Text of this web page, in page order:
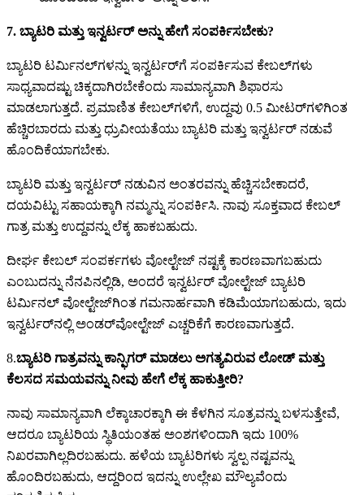
7. ಬ್ಯಾಟರಿ ಮತ್ತು ಇನ್ವರ್ಟರ್ ಅನ್ನು ಹೇಗೆ ಸಂಪರ್ಕಿಸಬೇಕು?
ಬ್ಯಾಟರಿ ಟರ್ಮಿನಲ್‌ಗಳನ್ನು ಇನ್ವರ್ಟರ್‌ಗೆ ಸಂಪರ್ಕಿಸುವ ಕೇಬಲ್‌ಗಳು
ಸಾಧ್ಯವಾದಷ್ಟು ಚಿಕ್ಕದಾಗಿರಬೇಕೆಂದು ಸಾಮಾನ್ಯವಾಗಿ ಶಿಫಾರಸು
ಮಾಡಲಾಗುತ್ತದೆ. ಪ್ರಮಾಣಿತ ಕೇಬಲ್‌ಗಳಿಗೆ, ಉದ್ದವು 0.5 ಮೀಟರ್‌ಗಳಿಗಿಂತ
ಹೆಚ್ಚಿರಬಾರದು ಮತ್ತು ಧ್ರುವೀಯತೆಯು ಬ್ಯಾಟರಿ ಮತ್ತು ಇನ್ವರ್ಟರ್ ನಡುವೆ
ಹೊಂದಿಕೆಯಾಗಬೇಕು.
ಬ್ಯಾಟರಿ ಮತ್ತು ಇನ್ವರ್ಟರ್ ನಡುವಿನ ಅಂತರವನ್ನು ಹೆಚ್ಚಿಸಬೇಕಾದರೆ,
ದಯವಿಟ್ಟು ಸಹಾಯಕ್ಕಾಗಿ ನಮ್ಮನ್ನು ಸಂಪರ್ಕಿಸಿ. ನಾವು ಸೂಕ್ತವಾದ ಕೇಬಲ್
ಗಾತ್ರ ಮತ್ತು ಉದ್ದವನ್ನು ಲೆಕ್ಕ ಹಾಕಬಹುದು.
ದೀರ್ಘ ಕೇಬಲ್ ಸಂಪರ್ಕಗಳು ವೋಲ್ಟೇಜ್ ನಷ್ಟಕ್ಕೆ ಕಾರಣವಾಗಬಹುದು
ಎಂಬುದನ್ನು ನೆನಪಿನಲ್ಲಿಡಿ, ಅಂದರೆ ಇನ್ವರ್ಟರ್ ವೋಲ್ಟೇಜ್ ಬ್ಯಾಟರಿ
ಟರ್ಮಿನಲ್ ವೋಲ್ಟೇಜ್‌ಗಿಂತ ಗಮನಾರ್ಹವಾಗಿ ಕಡಿಮೆಯಾಗಬಹುದು, ಇದು
ಇನ್ವರ್ಟರ್‌ನಲ್ಲಿ ಅಂಡರ್‌ವೋಲ್ಟೇಜ್ ಎಚ್ಚರಿಕೆಗೆ ಕಾರಣವಾಗುತ್ತದೆ.
8.ಬ್ಯಾಟರಿ ಗಾತ್ರವನ್ನು ಕಾನ್ಫಿಗರ್ ಮಾಡಲು ಅಗತ್ಯವಿರುವ ಲೋಡ್ ಮತ್ತು
ಕೆಲಸದ ಸಮಯವನ್ನು ನೀವು ಹೇಗೆ ಲೆಕ್ಕ ಹಾಕುತ್ತೀರಿ?
ನಾವು ಸಾಮಾನ್ಯವಾಗಿ ಲೆಕ್ಕಾಚಾರಕ್ಕಾಗಿ ಈ ಕೆಳಗಿನ ಸೂತ್ರವನ್ನು ಬಳಸುತ್ತೇವೆ,
ಆದರೂ ಬ್ಯಾಟರಿಯ ಸ್ಥಿತಿಯಂತಹ ಅಂಶಗಳಿಂದಾಗಿ ಇದು 100%
ನಿಖರವಾಗಿಲ್ಲದಿರಬಹುದು. ಹಳೆಯ ಬ್ಯಾಟರಿಗಳು ಸ್ವಲ್ಪ ನಷ್ಟವನ್ನು
ಹೊಂದಿರಬಹುದು, ಆದ್ದರಿಂದ ಇದನ್ನು ಉಲ್ಲೇಖ ಮೌಲ್ಯವೆಂದು